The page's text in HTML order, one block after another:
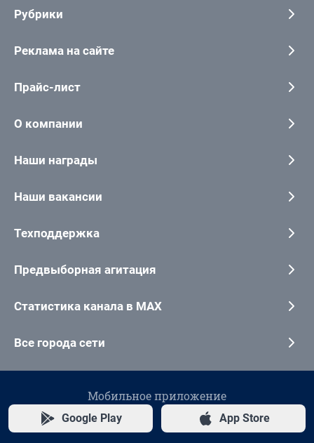
Рубрики
Реклама на сайте
Прайс-лист
О компании
Наши награды
Наши вакансии
Техподдержка
Предвыборная агитация
Статистика канала в MAX
Все города сети
Мобильное приложение
Google Play App Store